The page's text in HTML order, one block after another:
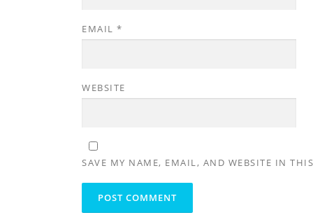
EMAIL *
WEBSITE
SAVE MY NAME, EMAIL, AND WEBSITE IN